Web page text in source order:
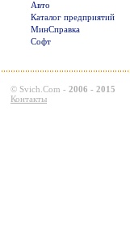
Авто
Каталог предприятий
МинСправка
Софт
© Svich.Com - 2006 - 2015
Контакты